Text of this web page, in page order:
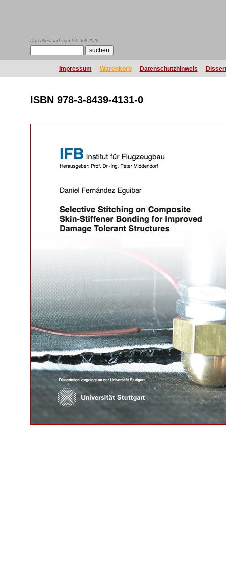
Datenbestand vom 29. Juli 2026
Impressum Warenkorb Datenschutzhinweis
ISBN 978-3-8439-4131-0